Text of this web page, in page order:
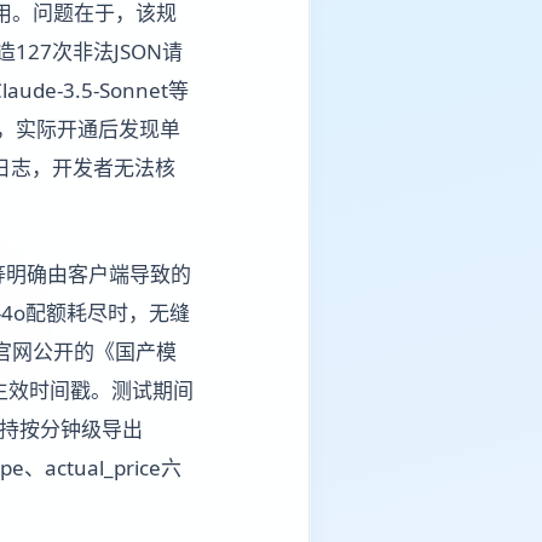
。问题在于，该规
次非法JSON请
3.5-Sonnet等
实际开通后发现单
志，开发者无法核
确由客户端导致的
配额耗尽时，无缝
网公开的《国产模
时间戳。测试期间
按分钟级导出
、actual_price六